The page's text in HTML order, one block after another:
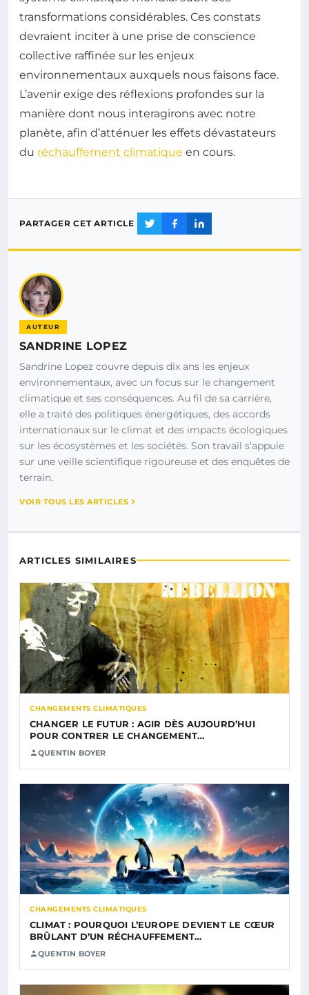
transformations considérables. Ces constats
devraient inciter à une prise de conscience
collective raffinée sur les enjeux
environnementaux auxquels nous faisons face.
L’avenir exige des réflexions profondes sur la
manière dont nous interagirons avec notre
planète, afin d’atténuer les effets dévastateurs
du réchauffement climatique en cours.
PARTAGER CET ARTICLE
AUTEUR
SANDRINE LOPEZ
Sandrine Lopez couvre depuis dix ans les enjeux
environnementaux, avec un focus sur le changement
climatique et ses conséquences. Au fil de sa carrière,
elle a traité des politiques énergétiques, des accords
internationaux sur le climat et des impacts écologiques
sur les écosystèmes et les sociétés. Son travail s’appuie
sur une veille scientifique rigoureuse et des enquêtes de
terrain.
VOIR TOUS LES ARTICLES
ARTICLES SIMILAIRES
CHANGEMENTS CLIMATIQUES
CHANGER LE FUTUR : AGIR DÈS AUJOURD’HUI
POUR CONTRER LE CHANGEMENT…
QUENTIN BOYER
CHANGEMENTS CLIMATIQUES
CLIMAT : POURQUOI L’EUROPE DEVIENT LE CŒUR
BRÛLANT D’UN RÉCHAUFFEMENT…
QUENTIN BOYER